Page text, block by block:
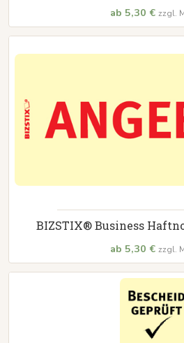
ab 5,30 € zzgl.
BIZSTIX® Business
ab 5,30 € zzgl.